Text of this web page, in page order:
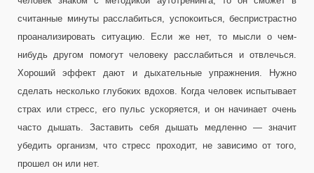
считанные минуты расслабиться, успокоиться, беспристрастно
проанализировать ситуацию. Если же нет, то мысли о чем-
нибудь другом помогут человеку расслабиться и отвлечься.
Хороший эффект дают и дыхательные упражнения. Нужно
сделать несколько глубоких вдохов. Когда человек испытывает
страх или стресс, его пульс ускоряется, и он начинает очень
часто дышать. Заставить себя дышать медленно — значит
убедить организм, что стресс проходит, не зависимо от того,
прошел он или нет.